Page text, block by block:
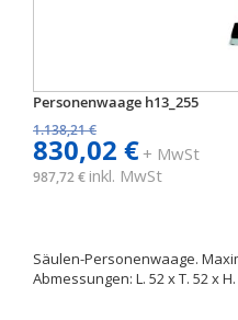
Personenwaage h13_255
1.138,21 €
830,02 €+ MwSt
987,72 € inkl. MwSt
Säulen-Personenwaage.
Abmessungen: L. 52 x T. 52 x H.